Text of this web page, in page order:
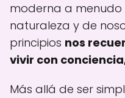
moderna a
naturaleza y de
principios nos
vivir con
Más allá de ser